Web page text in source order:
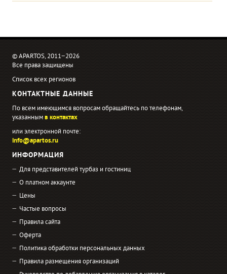
© APARTOS, 2011−2026
Все права защищены
Список всех регионов
КОНТАКТНЫЕ ДАННЫЕ
По всем имеющимся вопросам обращайтесь по телефонам,
указаннымв контактах
или электронной почте:
info@apartos.ru
ИНФОРМАЦИЯ
Для представителей турбаз и гостиниц
О платном аккаунте
Цены
Частые вопросы
Правила сайта
Оферта
Политика обработки персональных данных
Правила размещения организаций